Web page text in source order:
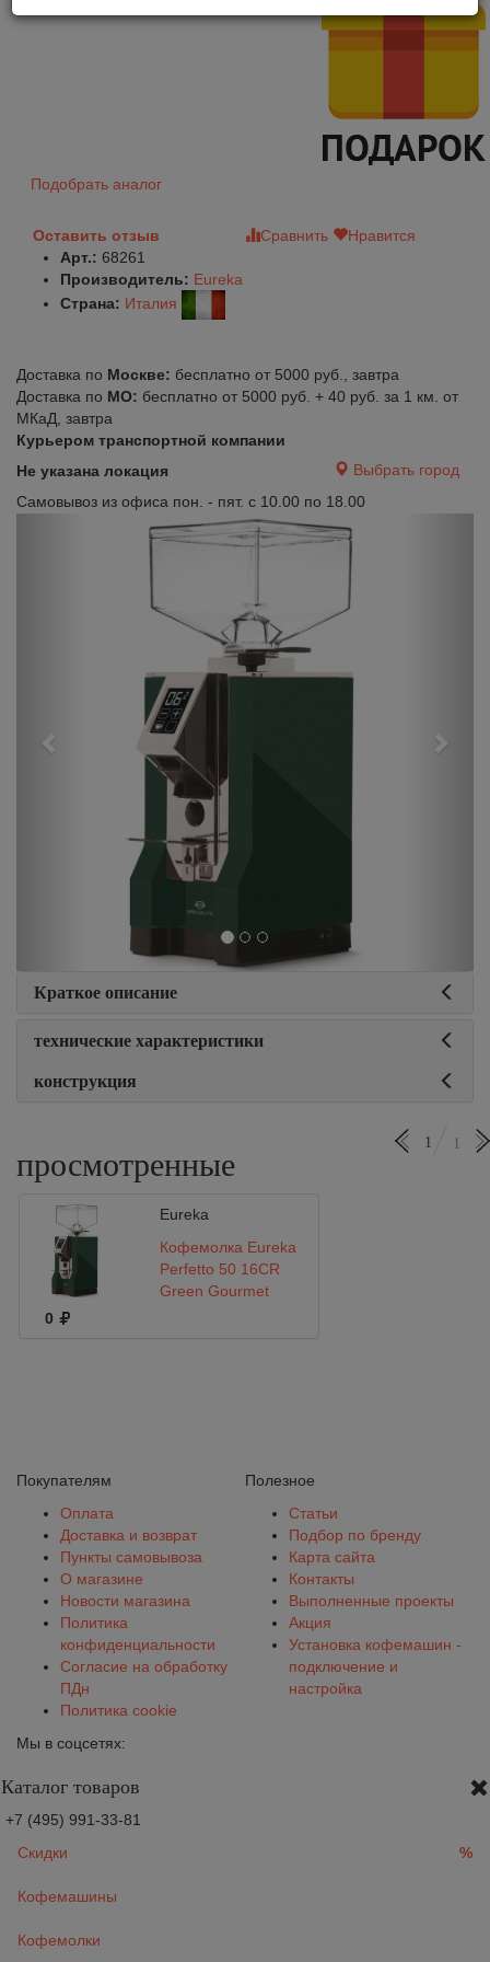
Подобрать аналог
Оставить отзыв Сравнить
Нравится
Арт.: 68261
Производитель: Eureka
Страна: Италия
Доставка по Москве: бесплатно от 5000 руб., завтра
Доставка по МО: бесплатно от 5000 руб. + 40 руб. за 1 км. от
МКаД, завтра
Курьером транспортной компании
Не указана локация
Выбрать город
Самовывоз из офиса пон. - пят. с 10.00 по 18.00
Краткое описание
технические характеристики
конструкция
просмотренные
1 1
Eureka
Кофемолка Eureka
Perfetto 50 16CR
Green Gourmet
0
Покупателям
Оплата
Доставка и возврат
Пункты самовывоза
О магазине
Новости магазина
Политика
конфиденциальности
Согласие на обработку
ПДн
Политика cookie
Полезное
Статьи
Подбор по бренду
Карта сайта
Контакты
Выполненные проекты
Акция
Установка кофемашин -
подключение и
настройка
Мы в соцсетях:
Каталог товаров
+7 (495) 991-33-81
Скидки
%
Кофемашины
Кофемолки